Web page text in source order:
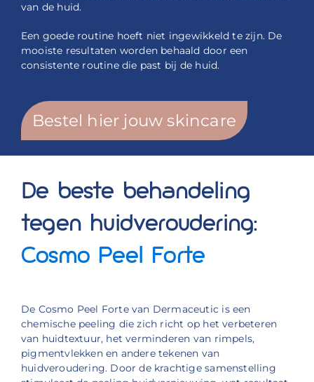
van de huid.
Een goede routine hoeft niet ingewikkeld te zijn. De
mooiste resultaten worden behaald door een
consistente routine die past bij de huid.
Bestel hier jouw skincare
De beste behandeling
tegen huidveroudering:
Cosmo Peel Forte
De Cosmo Peel Forte van Dermaceutic is een
chemische peeling die zich richt op het verbeteren
van huidtextuur, het verminderen van rimpels,
pigmentvlekken en andere tekenen van
huidveroudering. Door de krachtige samenstelling